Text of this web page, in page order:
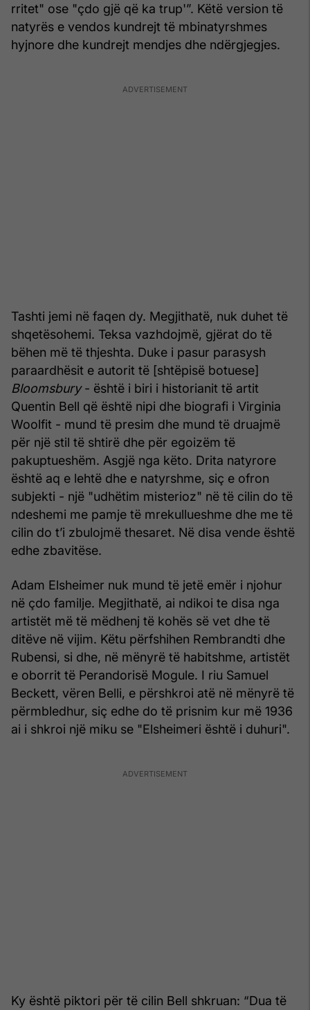
rritet" ose "çdo gjë që ka trup'”. Këtë version të
natyrës e vendos kundrejt të mbinatyrshmes
hyjnore dhe kundrejt mendjes dhe ndërgjegjes.
Tashti jemi në faqen dy. Megjithatë, nuk duhet të
shqetësohemi. Teksa vazhdojmë, gjërat do të
bëhen më të thjeshta. Duke i pasur parasysh
paraardhësit e autorit të [shtëpisë botuese]
Bloomsbury- është i biri i historianit të artit
Quentin Bell që është nipi dhe biografi i Virginia
Woolfit - mund të presim dhe mund të druajmë
për një stil të shtirë dhe për egoizëm të
pakuptueshëm. Asgjë nga këto. Drita natyrore
është aq e lehtë dhe e natyrshme, siç e ofron
subjekti - një "udhëtim misterioz" në të cilin do të
ndeshemi me pamje të mrekullueshme dhe me të
cilin do t’i zbulojmë thesaret. Në disa vende është
edhe zbavitëse.
Adam Elsheimer nuk mund të jetë emër i njohur
në çdo familje. Megjithatë, ai ndikoi te disa nga
artistët më të mëdhenj të kohës së vet dhe të
ditëve në vijim. Këtu përfshihen Rembrandti dhe
Rubensi, si dhe, në mënyrë të habitshme, artistët
e oborrit të Perandorisë Mogule. I riu Samuel
Beckett, vëren Belli, e përshkroi atë në mënyrë të
përmbledhur, siç edhe do të prisnim kur më 1936
ai i shkroi një miku se "Elsheimeri është i duhuri".
Ky është piktori për të cilin Bell shkruan: “Dua të